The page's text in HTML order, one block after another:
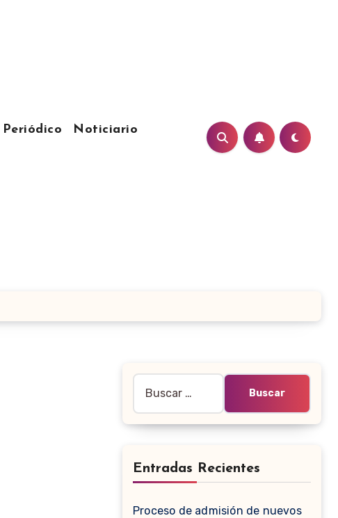
Periódico
Noticiario
Entradas Recientes
Proceso de admisión de nuevos